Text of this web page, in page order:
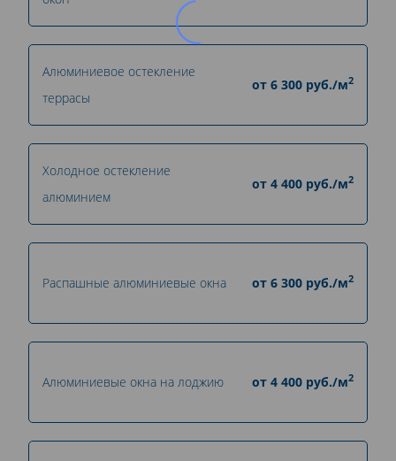
Алюминиевое остекление
террасы
от 6 300 руб./м2
Холодное остекление
алюминием
от 4 400 руб./м2
Распашные алюминиевые окна от 6 300 руб./м2
Алюминиевые окна на лоджию от 4 400 руб./м2